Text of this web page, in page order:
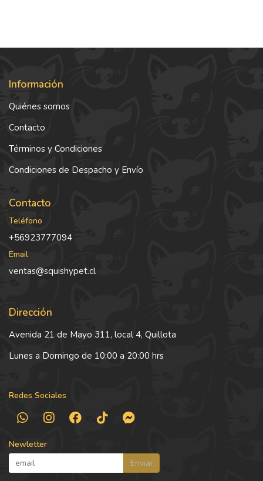
Información
Quiénes somos
Contacto
Términos y Condiciones
Condiciones de Despacho y Envío
Contacto
Teléfono
+56923777094
Email
ventas@squishypet.cl
Dirección
Avenida 21 de Mayo 311, local 4, Quillota
Lunes a Domingo de 10:00 a 20:00 hrs
Redes Sociales
Newletter
Enviar